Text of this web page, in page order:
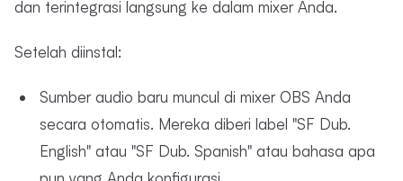
dan terintegrasi langsung ke dalam mixer Anda.
Setelah diinstal:
Sumber audio baru muncul di mixer OBS Anda
secara otomatis. Mereka diberi label "SF Dub.
English" atau "SF Dub. Spanish" atau bahasa apa